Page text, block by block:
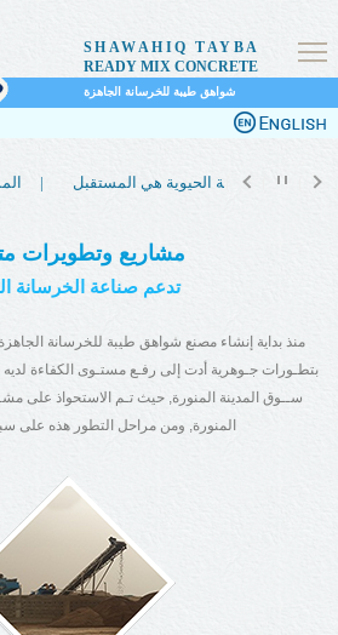
SHAWAHIQ TAYBA
READY MIX CONCRETE
شواهق طيبة للخرسانة الجاهزة
المشاريع لماذا تعتبر الخرسانة الحيوية هي المستقبل |
مشاريع وتطويرات
تدعم صناعة الخرسانة
منذ بداية إنشاء مصنع شواهق طيبة للخرسانة
بتطـورات جـوهرية أدت إلى رفـع مستـوى الكفاءة
ســوق المدينة المنورة, حيث تـم الاستحواذ على
المنورة, ومن مراحل التطور هذه على